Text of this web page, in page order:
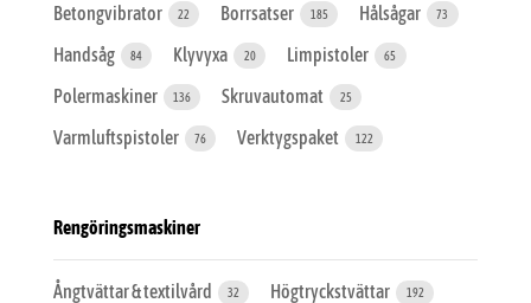
Betongvibrator 22 Borrsatser 185 Hålsågar 73
Handsåg 84 Klyvyxa 20 Limpistoler 65
Polermaskiner 136 Skruvautomat 25
Varmluftspistoler 76 Verktygspaket 122
Rengöringsmaskiner
Ångtvättar & textilvård 32 Högtryckstvättar 192